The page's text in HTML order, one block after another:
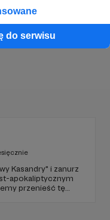
do serwisu
Kasandry" i zanurz
apokaliptycznym
przenieść tę